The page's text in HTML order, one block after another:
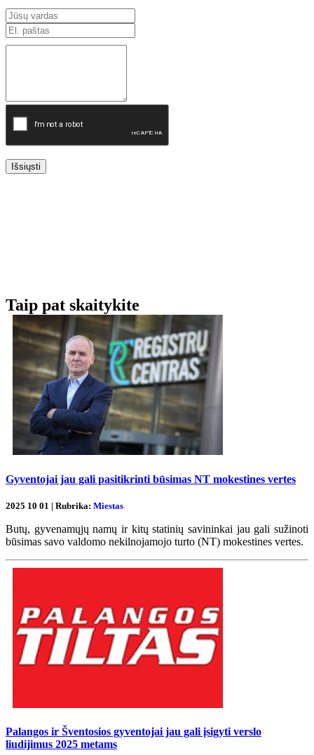
Išsiųsti
Taip pat skaitykite
Gyventojai jau gali pasitikrinti būsimas NT mokestines vertes
2025 10 01 | Rubrika: Miestas
Butų, gyvenamųjų namų ir kitų statinių savininkai jau gali sužinoti
būsimas savo valdomo nekilnojamojo turto (NT) mokestines vertes.
Palangos ir Šventosios gyventojai jau gali įsigyti verslo
liudijimus 2025 metams